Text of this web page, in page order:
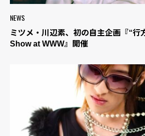
NEWS
ミツメ・川辺素、初の自主企画『“行
Show at WWW』開催